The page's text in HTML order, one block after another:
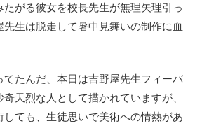
がる彼女を校長先生が無理矢理引っ
生は脱走して暑中見舞いの制作に血
たんだ、本日は吉野屋先生フィーバ
天烈な人として描かれていますが、
しても、生徒思いで美術への情熱があ